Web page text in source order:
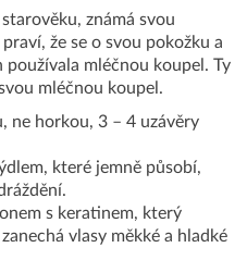
známá svou
že se o svou pokožku a
používala mléčnou koupel. Ty
mléčnou koupel.
ne horkou, 3 – 4 uzávěry
které jemně působí,
s keratinem, který
vlasy měkké a hladké